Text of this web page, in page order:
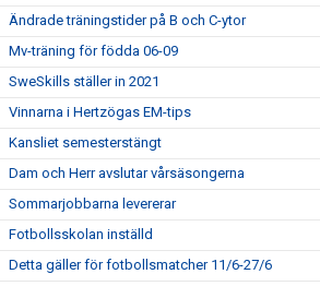
Ändrade träningstider på B och C-ytor
Mv-träning för födda 06-09
SweSkills ställer in 2021
Vinnarna i Hertzögas EM-tips
Kansliet semesterstängt
Dam och Herr avslutar vårsäsongerna
Sommarjobbarna levererar
Fotbollsskolan inställd
Detta gäller för fotbollsmatcher 11/6-27/6